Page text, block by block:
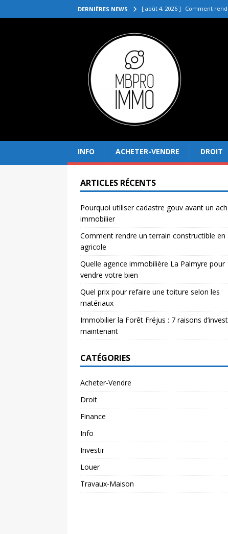
DERNIÈRES NEWS [ août 4, 2026 ] Comment
VENDRE
[ juillet 27, 2026 ]
[ juillet 23, 2026 ]
[ août 8, 2026 ]
INFO ACHETER-VENDRE DROIT
ARTICLES RÉCENTS
Pourquoi utiliser cadastre gouv avant un
immobilier
Comment rendre un terrain constructible en
agricole
Quelle agence immobilière La Palmyre pour
vendre votre bien
Quel prix pour refaire une toiture selon les
matériaux
Immobilier la Forêt Fréjus : 7 raisons
maintenant
CATÉGORIES
Acheter-Vendre
Droit
Finance
Info
Investir
Louer
Travaux-Maison